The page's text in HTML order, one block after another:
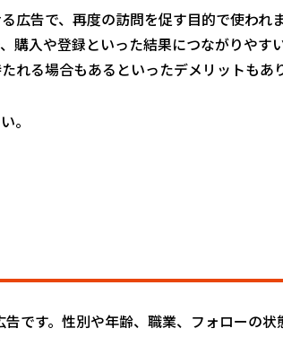
広告で、再度の訪問を促す目的で使われ
入や登録といった結果につながりやす
る場合もあるといったデメリットもあり
。
す。性別や年齢、職業、フォローの状